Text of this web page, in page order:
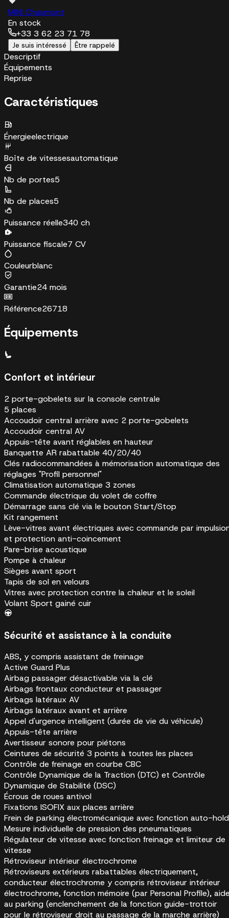
MINI Chaumont
En stock
+33 3 62 23 71 78
Je suis intéressé Être rappelé
Descriptif
Équipements
Reprise
Caractéristiques
Énergieelectrique
Boîte de vitessesautomatique
Nb de portes5
Nb de places5
Puissance réelle340 ch
Puissance fiscale7 CV
Couleurblanc
Garantie24 mois
Référence26718
Équipements
Confort et intérieur
2 porte-gobelets sur la console centrale
5 places
Accoudoir central arrière avec 2 porte-gobelets
Accoudoir central AV
Appuis-tête avant réglables en hauteur
Banquette AR rabattable 40/20/40
Clés radiocommandées à mémorisation automatique des
réglages "Profil personnel"
Climatisation automatique 3 zones
Commande électrique du volet de coffre
Démarrage sans clé via le bouton Start/Stop
Kit rangement
Lève-vitres avant électriques avec commande par
et protection anti-coincement
Pare-brise acoustique
Pompe à chaleur
Sièges avant sport
Tapis de sol en velours
Vitres avec protection contre la chaleur et le soleil
Volant Sport gainé cuir
Sécurité et assistance à la conduite
ABS, y compris assistant de freinage
Active Guard Plus
Airbag passager désactivable via la clé
Airbags frontaux conducteur et passager
Airbags latéraux AV
Airbags latéraux avant et arrière
Appel d'urgence intelligent (durée de vie du véhicule)
Appuis-tête arrière
Avertisseur sonore pour piétons
Ceintures de sécurité 3 points à toutes les places
Contrôle de freinage en courbe CBC
Contrôle Dynamique de la Traction (DTC) et Contrôle
Dynamique de Stabilité (DSC)
Écrous de roues antivol
Fixations ISOFIX aux places arrière
Frein de parking électromécanique avec fonction auto-hold
Mesure individuelle de pression des pneumatiques
Régulateur de vitesse avec fonction freinage et limiteur de
vitesse
Rétroviseur intérieur électrochrome
Rétroviseurs extérieurs rabattables électriquement,
conducteur électrochrome y compris rétroviseur intérieur
électrochrome, fonction mémoire (par Personal Profile),
au parking (enclenchement de la fonction guide-trottoir
pour le rétroviseur droit au passage de la marche arrière)